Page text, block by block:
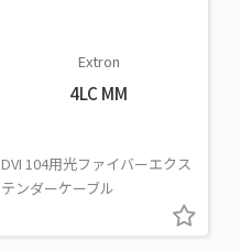
Extron
4LC MM
DVI 104用光ファイバーエクス
テンダーケーブル